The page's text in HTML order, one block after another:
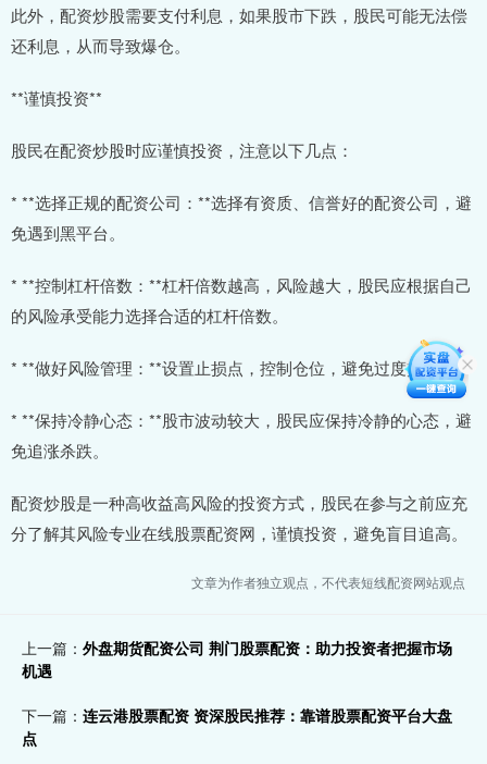
此外，配资炒股需要支付利息，如果股市下跌，股民可能无法偿
还利息，从而导致爆仓。
**谨慎投资**
股民在配资炒股时应谨慎投资，注意以下几点：
* **选择正规的配资公司：**选择有资质、信誉好的配资公司，避
免遇到黑平台。
* **控制杠杆倍数：**杠杆倍数越高，风险越大，股民应根据自己
的风险承受能力选择合适的杠杆倍数。
* **做好风险管理：**设置止损点，控制仓位，避免过度交易。
* **保持冷静心态：**股市波动较大，股民应保持冷静的心态，避
免追涨杀跌。
配资炒股是一种高收益高风险的投资方式，股民在参与之前应充
分了解其风险专业在线股票配资网，谨慎投资，避免盲目追高。
文章为作者独立观点，不代表短线配资网站观点
上一篇： 外盘期货配资公司 荆门股票配资：助力投资者把握市场
机遇
下一篇： 连云港股票配资 资深股民推荐：靠谱股票配资平台大盘
点